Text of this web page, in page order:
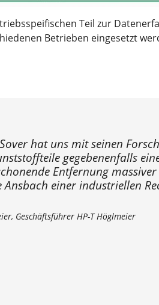
Teil zur
Betrieben eingesetzt
hat uns mit seinen
gegebenenfalls
Entfernung
Ansbach einer industriellen
Geschäftsführer HP-T Höglmeier